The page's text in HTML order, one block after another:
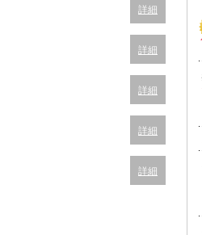
詳細
詳細
詳細
詳細
詳細